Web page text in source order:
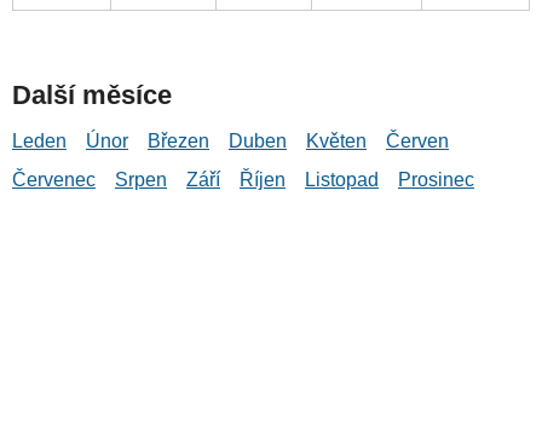
Další měsíce
Leden Únor Březen Duben Květen
Červen
Červenec
Srpen Září Říjen Listopad Prosinec